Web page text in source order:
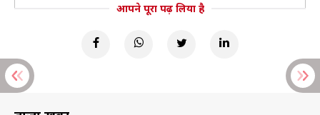
आपने पूरा पढ़ लिया है